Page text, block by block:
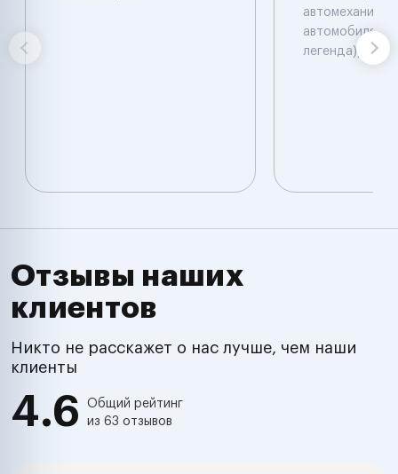
автомеханик
автомобилям.
легенда))
Отзывы наших
клиентов
Никто не расскажет о нас лучше, чем наши
клиенты
4.6
Общий рейтинг
из 63 отзывов